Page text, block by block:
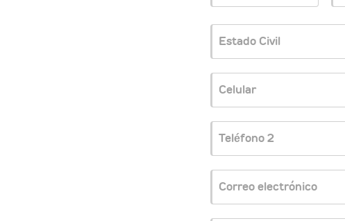
Estado Civil
Celular
Teléfono 2
Correo electrónico